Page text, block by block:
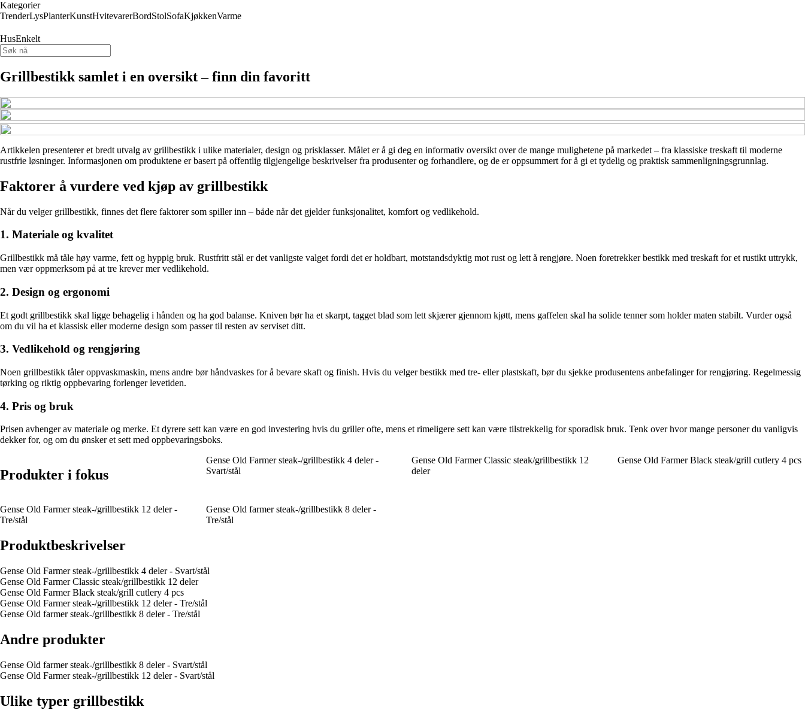
Kategorier
TrenderLysPlanterKunstHvitevarerBordStolSofaKjøkkenVarme
HusEnkelt
Grillbestikk samlet i en oversikt – finn din favoritt
Artikkelen presenterer et bredt utvalg av grillbestikk i ulike materialer, design og prisklasser. Målet er å gi deg en informativ oversikt over de mange mulighetene på markedet – fra klassiske treskaft til moderne
rustfrie løsninger. Informasjonen om produktene er basert på offentlig tilgjengelige beskrivelser fra produsenter og forhandlere, og de er oppsummert for å gi et tydelig og praktisk sammenligningsgrunnlag.
Faktorer å vurdere ved kjøp av grillbestikk
Når du velger grillbestikk, finnes det flere faktorer som spiller inn – både når det gjelder funksjonalitet, komfort og vedlikehold.
1. Materiale og kvalitet
Grillbestikk må tåle høy varme, fett og hyppig bruk. Rustfritt stål er det vanligste valget fordi det er holdbart, motstandsdyktig mot rust og lett å rengjøre. Noen foretrekker bestikk med treskaft for et rustikt uttrykk,
men vær oppmerksom på at tre krever mer vedlikehold.
2. Design og ergonomi
Et godt grillbestikk skal ligge behagelig i hånden og ha god balanse. Kniven bør ha et skarpt, tagget blad som lett skjærer gjennom kjøtt, mens gaffelen skal ha solide tenner som holder maten stabilt. Vurder også
om du vil ha et klassisk eller moderne design som passer til resten av serviset ditt.
3. Vedlikehold og rengjøring
Noen grillbestikk tåler oppvaskmaskin, mens andre bør håndvaskes for å bevare skaft og finish. Hvis du velger bestikk med tre- eller plastskaft, bør du sjekke produsentens anbefalinger for rengjøring. Regelmessig
tørking og riktig oppbevaring forlenger levetiden.
4. Pris og bruk
Prisen avhenger av materiale og merke. Et dyrere sett kan være en god investering hvis du griller ofte, mens et rimeligere sett kan være tilstrekkelig for sporadisk bruk. Tenk over hvor mange personer du vanligvis
dekker for, og om du ønsker et sett med oppbevaringsboks.
Produkter i fokus
Gense Old Farmer steak-/grillbestikk 4 deler -
Svart/stål
Gense Old Farmer Classic steak/grillbestikk 12
deler
Gense Old Farmer Black steak/grill cutlery 4 pcs
Gense Old Farmer steak-/grillbestikk 12 deler -
Tre/stål
Gense Old farmer steak-/grillbestikk 8 deler -
Tre/stål
Produktbeskrivelser
Gense Old Farmer steak-/grillbestikk 4 deler - Svart/stål
Gense Old Farmer Classic steak/grillbestikk 12 deler
Gense Old Farmer Black steak/grill cutlery 4 pcs
Gense Old Farmer steak-/grillbestikk 12 deler - Tre/stål
Gense Old farmer steak-/grillbestikk 8 deler - Tre/stål
Andre produkter
Gense Old farmer steak-/grillbestikk 8 deler - Svart/stål
Gense Old Farmer steak-/grillbestikk 12 deler - Svart/stål
Ulike typer grillbestikk